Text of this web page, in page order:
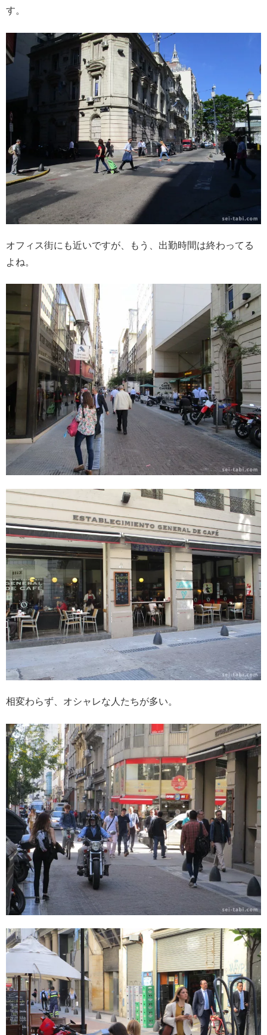
す。
オフィス街にも近いですが、もう、出勤時間は終わってる
よね。
相変わらず、オシャレな人たちが多い。